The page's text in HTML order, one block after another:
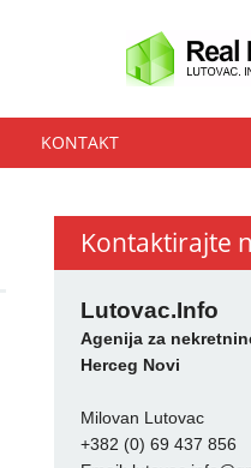
KONTAKT
Kontaktirajte
Lutovac.Info
Agenija za
Herceg Novi
Milovan Lutovac
+382 (0) 69 437 856